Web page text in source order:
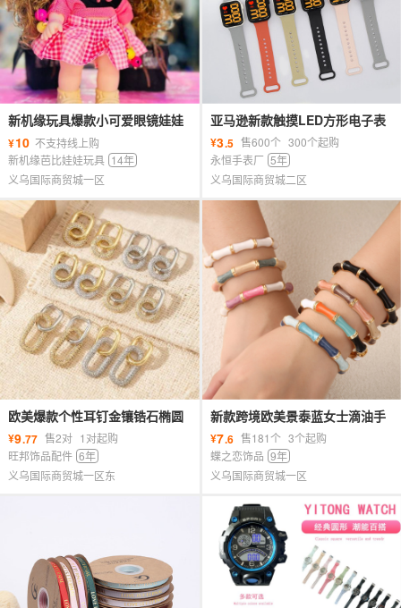
新机缘玩具爆款小可爱眼镜娃娃
洛熙公主原创设计女孩礼物礼盒
¥10 不支持线上购
新机缘芭比娃娃玩具 14年
义乌国际商贸城一区
亚马逊新款触摸LED方形电子表
大数字时尚简约游泳防水手环手
表潮
¥3.5 售600个 300个起购
永恒手表厂 5年
义乌国际商贸城二区
欧美爆款个性耳钉金镶锆石椭圆
耳环女几何镂空满钻轻奢双环耳
扣女
¥9.77 售2对 1对起购
旺邦饰品配件 6年
义乌国际商贸城一区东
新款跨境欧美景泰蓝女士滴油手
镯时尚百搭气质手环饰品首饰批
发
¥7.6 售181个 3个起购
蝶之恋饰品 9年
义乌国际商贸城一区